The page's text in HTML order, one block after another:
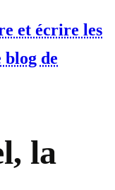
et écrire les
blog de
la